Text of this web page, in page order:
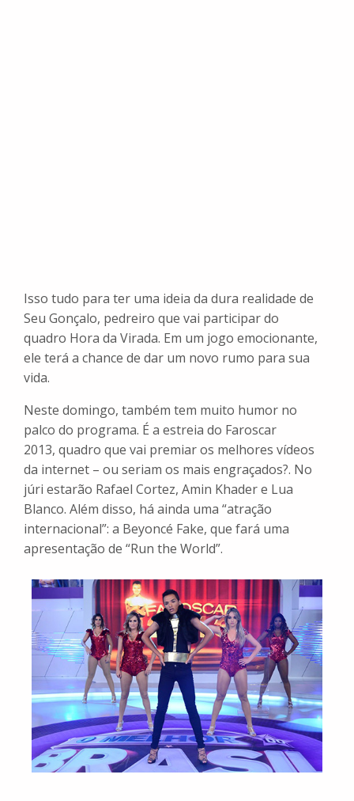
Isso tudo para ter uma ideia da dura realidade de
Seu Gonçalo, pedreiro que vai participar do
quadro Hora da Virada. Em um jogo emocionante,
ele terá a chance de dar um novo rumo para sua
vida.
Neste domingo, também tem muito humor no
palco do programa. É a estreia do Faroscar
2013, quadro que vai premiar os melhores vídeos
da internet – ou seriam os mais engraçados?. No
júri estarão Rafael Cortez, Amin Khader e Lua
Blanco. Além disso, há ainda uma “atração
internacional”: a Beyoncé Fake, que fará uma
apresentação de “Run the World”.